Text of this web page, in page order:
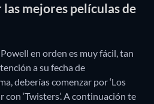
mejores películas de
en orden es muy fácil, tan
a su fecha de
deberías comenzar por ‘Los
con ‘Twisters’. A continuación te